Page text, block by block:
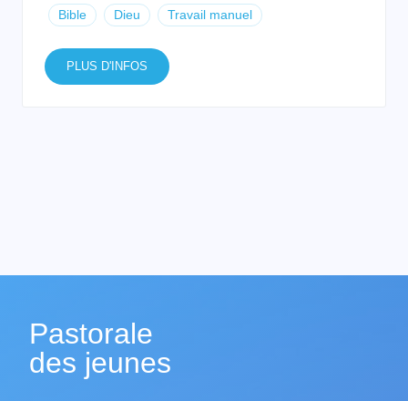
Bible Dieu Travail manuel
PLUS D'INFOS
Pastorale
des jeunes